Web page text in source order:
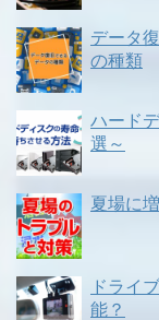
データ
の種類
ハード
選～
夏場に
ドライ
能？